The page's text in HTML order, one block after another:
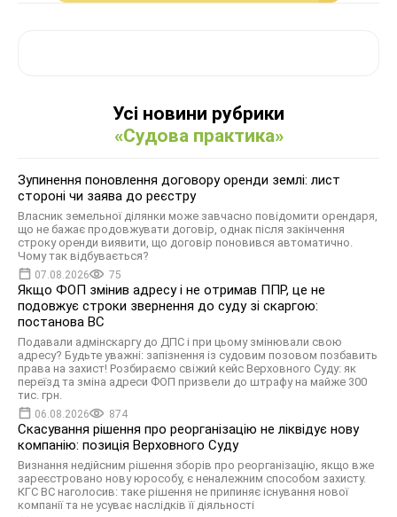
Усі новини рубрики
«Судова практика»
Зупинення поновлення договору оренди землі: лист
стороні чи заява до реєстру
Власник земельної ділянки може завчасно повідомити орендаря,
що не бажає продовжувати договір, однак після закінчення
строку оренди виявити, що договір поновився автоматично.
Чому так відбувається?
07.08.2026 75
Якщо ФОП змінив адресу і не отримав ППР, це не
подовжує строки звернення до суду зі скаргою:
постанова ВС
Подавали адмінскаргу до ДПС і при цьому змінювали свою
адресу? Будьте уважні: запізнення із судовим позовом позбавить
права на захист! Розбираємо свіжий кейс Верховного Суду: як
переїзд та зміна адреси ФОП призвели до штрафу на майже 300
тис. грн.
06.08.2026 874
Скасування рішення про реорганізацію не ліквідує нову
компанію: позиція Верховного Суду
Визнання недійсним рішення зборів про реорганізацію, якщо вже
зареєстровано нову юрособу, є неналежним способом захисту.
КГС ВС наголосив: таке рішення не припиняє існування нової
компанії та не усуває наслідків її діяльності